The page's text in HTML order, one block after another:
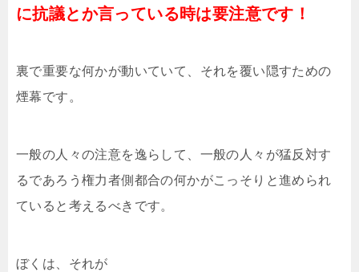
に抗議とか言っている時は要注意です！
裏で重要な何かが動いていて、それを覆い隠すための
煙幕です。
一般の人々の注意を逸らして、一般の人々が猛反対す
るであろう権力者側都合の何かがこっそりと進められ
ていると考えるべきです。
ぼくは、それが